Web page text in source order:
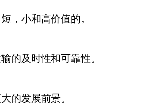
小和高价值的。
及时性和可靠性。
发展前景。